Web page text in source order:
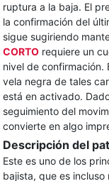
ruptura a la baja. El
la confirmación del
sigue sugiriendo
CORTO requiere un
nivel de confirmación.
vela negra de tales
está en activado.
seguimiento del
convierte en algo
Descripción del
Este es uno de los
bajista, que es incluso